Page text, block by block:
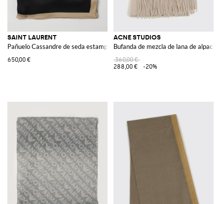
SAINT LAURENT
Pañuelo Cassandre de seda estampada
650,00 €
ACNE STUDIOS
Bufanda de mezcla de lana de alpaca
360,00 €
288,00 €
-20%